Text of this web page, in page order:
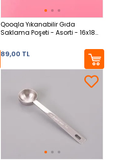
Qooqla Yıkanabilir Gıda
Saklama Poşeti - Asorti - 16x18
89,00 TL